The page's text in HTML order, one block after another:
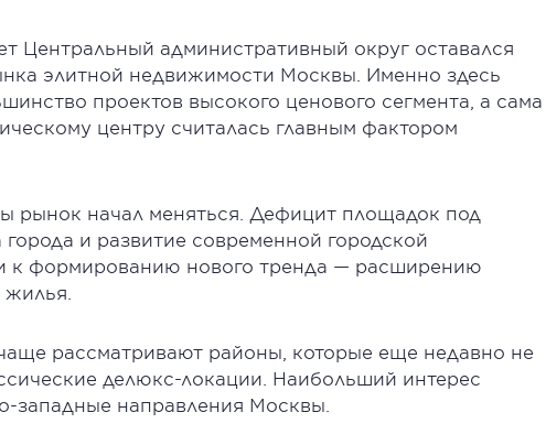
Центральный административный округ оставался
элитной недвижимости Москвы. Именно здесь
проектов высокого ценового сегмента, а сама
центру считалась главным фактором
рынок начал меняться. Дефицит площадок под
и развитие современной городской
к формированию нового тренда — расширению
рассматривают районы, которые еще недавно не
делюкс-локации. Наибольший интерес
западные направления Москвы.